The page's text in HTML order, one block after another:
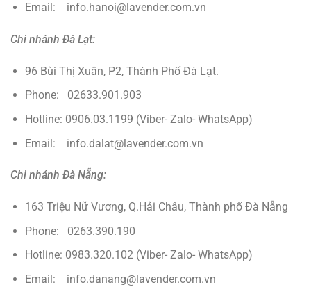
Email: info.hanoi@lavender.com.vn
Chi nhánh Đà Lạt:
96 Bùi Thị Xuân, P2, Thành Phố Đà Lạt.
Phone: 02633.901.903
Hotline: 0906.03.1199 (Viber- Zalo- WhatsApp)
Email: info.dalat@lavender.com.vn
Chi nhánh Đà Nẵng:
163 Triệu Nữ Vương, Q.Hải Châu, Thành phố Đà Nẵng
Phone: 0263.390.190
Hotline: 0983.320.102 (Viber- Zalo- WhatsApp)
Email: info.danang@lavender.com.vn